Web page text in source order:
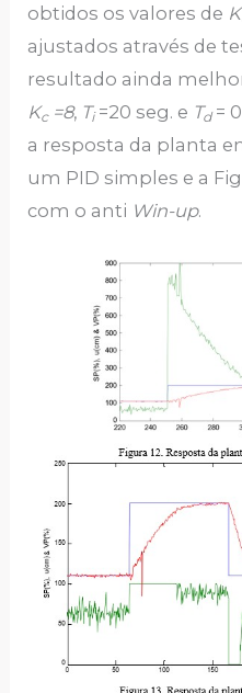
obtidos os valores de K
ajustados através de
resultado ainda
Kc=8, Ti =20 seg. e Td =
a resposta da planta
um PID simples e a
com o anti Win-up.